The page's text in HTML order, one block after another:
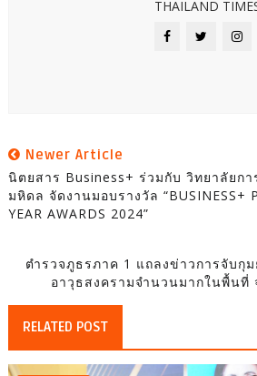
THAILAND
Newer Article
นิตยสาร Business+ ร่วมกับ วิทยาลัยก
มหิดล จัดงานมอบรางวัล “BUSINESS+
YEAR AWARDS 2024”
ตำรวจภูธรภาค 1 แถลงข่าวการจับกุ
อาวุธสงครามจำนวนมากในพื้นที่
RELATED POST